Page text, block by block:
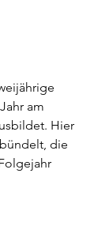
am
Hier
die